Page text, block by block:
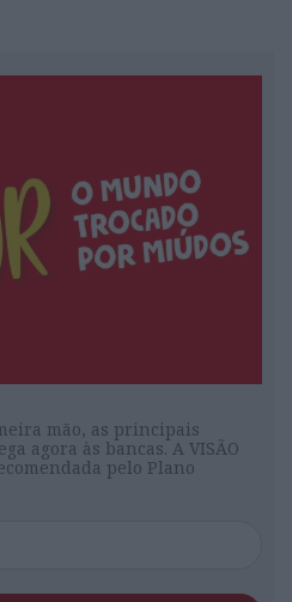
mão, as principais
agora às bancas. A VISÃO
pelo Plano